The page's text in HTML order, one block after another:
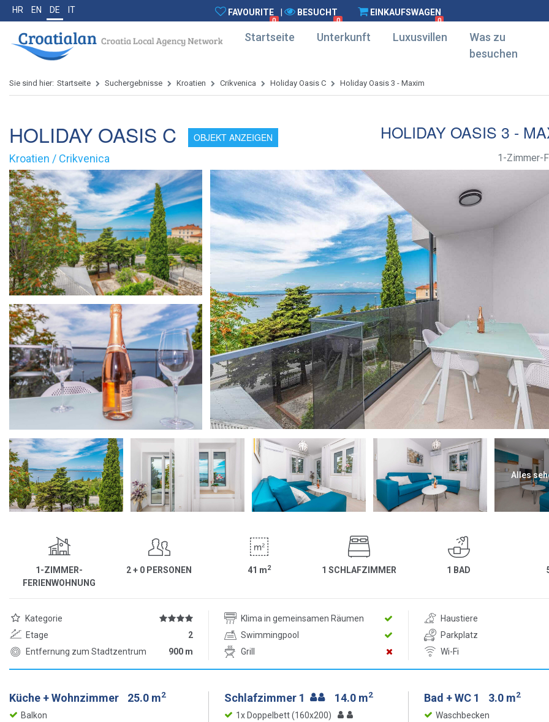
HR EN DE IT FAVOURITE
0
BESUCHT
0
EINKAUFSWAGEN
0
Startseite Unterkunft Luxusvillen
Was zu
besuchen
Sie sind hier: Startseite Suchergebnisse Kroatien Crikvenica Holiday Oasis C Holiday Oasis 3 - Maxim
HOLIDAY OASIS C OBJEKT ANZEIGEN HOLIDAY OASIS 3 -
Kroatien / Crikvenica 1-Zimmer-
Alles
1-ZIMMER-
FERIENWOHNUNG
2 + 0 PERSONEN 41 m2 1 SCHLAFZIMMER 1 BAD
Kategorie Klima in gemeinsamen Räumen
Haustiere
Etage
2 Swimmingpool
Parkplatz
Entfernung zum Stadtzentrum
900 m Grill Wi-Fi
Küche + Wohnzimmer 25.0 m2
Balkon
Schlafzimmer 1 14.0 m2
1x Doppelbett (160x200)
Bad + WC 1 3.0 m2
Waschbecken